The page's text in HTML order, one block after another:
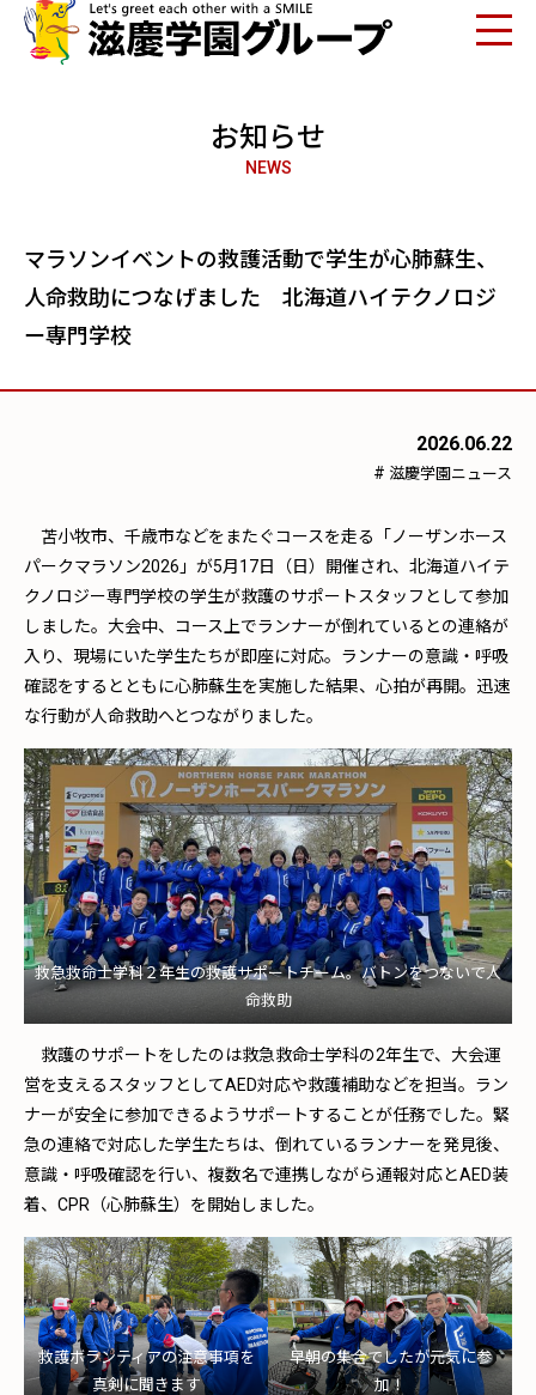
お知らせ
NEWS
マラソンイベントの救護活動で学生が心肺蘇生、
人命救助につなげました 北海道ハイテクノロジ
ー専門学校
2026.06.22
# 滋慶学園ニュース
苫小牧市、千歳市などをまたぐコースを走る「ノーザンホース
パークマラソン2026」が5月17日（日）開催され、北海道ハイテ
クノロジー専門学校の学生が救護のサポートスタッフとして参加
しました。大会中、コース上でランナーが倒れているとの連絡が
入り、現場にいた学生たちが即座に対応。ランナーの意識・呼吸
確認をするとともに心肺蘇生を実施した結果、心拍が再開。迅速
な行動が人命救助へとつながりました。
救急救命士学科２年生の救護サポートチーム。バトンをつないで人
命救助
救護のサポートをしたのは救急救命士学科の2年生で、大会運
営を支えるスタッフとしてAED対応や救護補助などを担当。ラン
ナーが安全に参加できるようサポートすることが任務でした。緊
急の連絡で対応した学生たちは、倒れているランナーを発見後、
意識・呼吸確認を行い、複数名で連携しながら通報対応とAED装
着、CPR（心肺蘇生）を開始しました。
救護ボランティアの注意事項を
真剣に聞きます
早朝の集合でしたが元気に参
加！